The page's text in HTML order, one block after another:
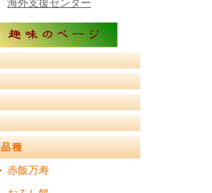
海外支援センター
品種
赤飯万寿